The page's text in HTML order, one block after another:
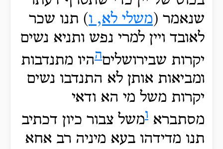
שנאמר (משלי לא, ו) תנו שכר
לאובד ויין למרי נפש ותניא נשים
יקרות שבירושליםההיו מתנדבות
ומביאות אותן לא התנדבו נשים
יקרות משל מי הא ודאי
מסתברא ומשל צבור כיון דכתיב
תנו מדידהו בעא מיניה רב אחא